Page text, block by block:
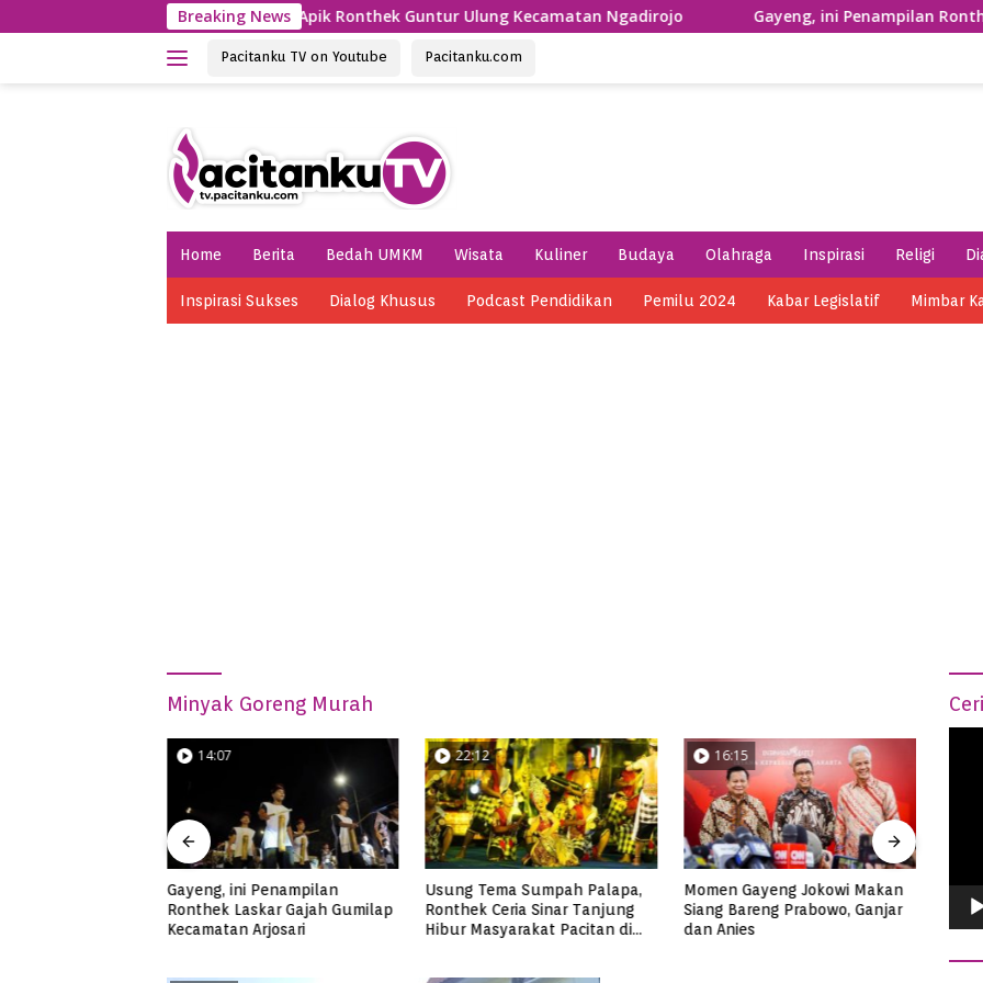
to
Breaking News
Penampilan Apik Ronthek Guntur Ulung Kecamatan Ngadirojo Gayeng, ini Penampilan Ronthek
Pacitanku TV on Youtube Pacitanku.com
Home Berita Bedah UMKM Wisata Kuliner Budaya Olahraga Inspirasi Religi
Inspirasi Sukses Dialog Khusus Podcast Pendidikan Pemilu 2024 Kabar Legislatif Mimbar
Minyak Goreng Murah
14:07
Gayeng, ini Penampilan
Ronthek Laskar Gajah Gumilap
Kecamatan Arjosari
22:12
Usung Tema Sumpah Palapa,
Ronthek Ceria Sinar Tanjung
Hibur Masyarakat Pacitan di
16:15
Momen Gayeng Jokowi Makan
Siang Bareng Prabowo, Ganjar
dan Anies